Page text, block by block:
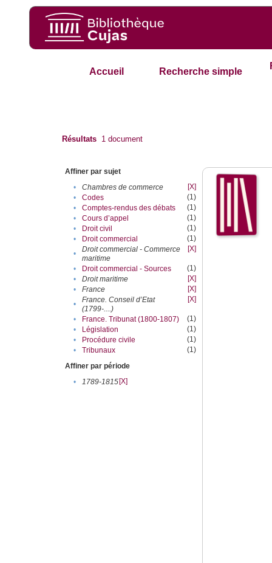
Accueil Recherche simple
Résultats 1 document
Affiner par sujet
•
Chambres de commerce
[X]
•
Codes
(1)
•
Comptes-rendus des débats
(1)
•
Cours d’appel
(1)
•
Droit civil
(1)
•
Droit commercial
(1)
•
Droit commercial - Commerce
maritime
[X]
• Droit commercial - Sources
(1)
•
Droit maritime
[X]
•
France
[X]
•
France. Conseil d’Etat
(1799-....)
[X]
• France. Tribunat (1800-1807)
(1)
•
Législation
(1)
•
Procédure civile
(1)
•
Tribunaux
(1)
Affiner par période
•
1789-1815[X]